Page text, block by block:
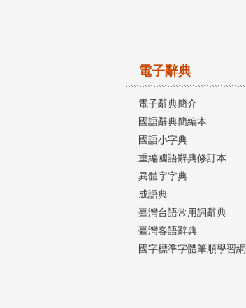
電子辭典
電子辭典簡介
國語辭典簡編本
國語小字典
重編國語辭典修訂本
異體字字典
成語典
臺灣台語常用詞辭典
臺灣客語辭典
國字標準字體筆順學習網